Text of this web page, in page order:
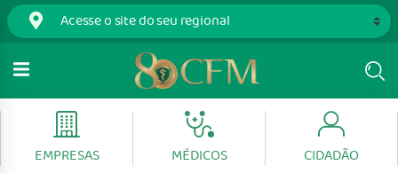
EMPRESAS MÉDICOS CIDADÃO